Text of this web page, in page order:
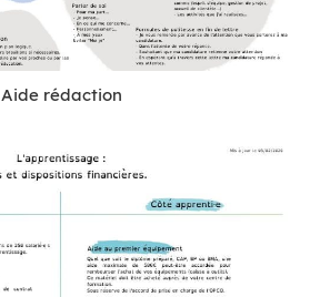
Aide rédaction